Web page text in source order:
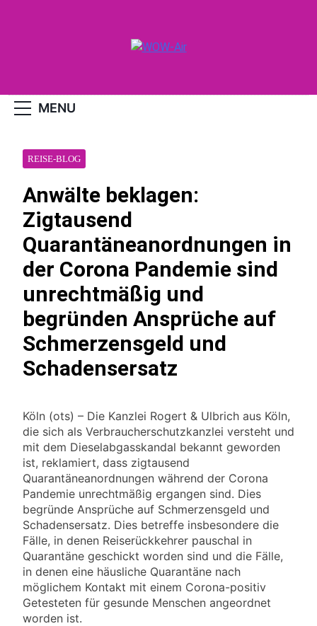
MENU
REISE-BLOG
Anwälte beklagen:
Zigtausend
Quarantäneanordnungen in
der Corona Pandemie sind
unrechtmäßig und
begründen Ansprüche auf
Schmerzensgeld und
Schadensersatz
Köln (ots) – Die Kanzlei Rogert & Ulbrich aus Köln,
die sich als Verbraucherschutzkanzlei versteht und
mit dem Dieselabgasskandal bekannt geworden
ist, reklamiert, dass zigtausend
Quarantäneanordnungen während der Corona
Pandemie unrechtmäßig ergangen sind. Dies
begründe Ansprüche auf Schmerzensgeld und
Schadensersatz. Dies betreffe insbesondere die
Fälle, in denen Reiserückkehrer pauschal in
Quarantäne geschickt worden sind und die Fälle,
in denen eine häusliche Quarantäne nach
möglichem Kontakt mit einem Corona-positiv
Getesteten für gesunde Menschen angeordnet
worden ist.